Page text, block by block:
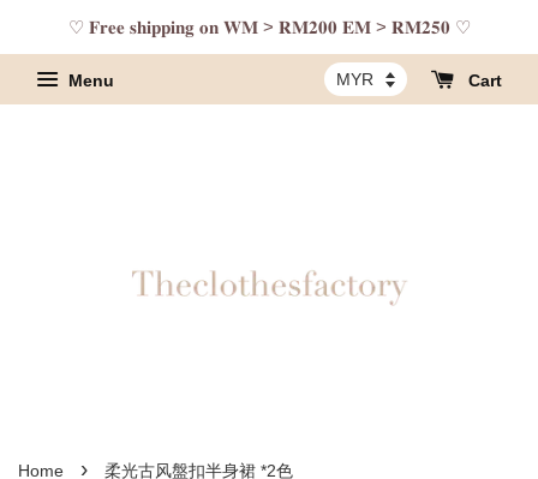
♡ 𝐅𝐫𝐞𝐞 𝐬𝐡𝐢𝐩𝐩𝐢𝐧𝐠 𝐨𝐧 𝐖𝐌 > 𝐑𝐌𝟐𝟎𝟎 𝐄𝐌 > 𝐑𝐌𝟐𝟓𝟎 ♡
Menu Cart
Home › 柔光古风盤扣半身裙 *2色